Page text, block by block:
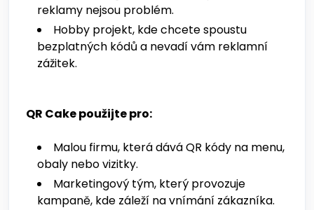
reklamy nejsou problém.
Hobby projekt, kde chcete spoustu
bezplatných kódů a nevadí vám reklamní
zážitek.
QR Cake použijte pro:
Malou firmu, která dává QR kódy na menu,
obaly nebo vizitky.
Marketingový tým, který provozuje
kampaně, kde záleží na vnímání zákazníka.